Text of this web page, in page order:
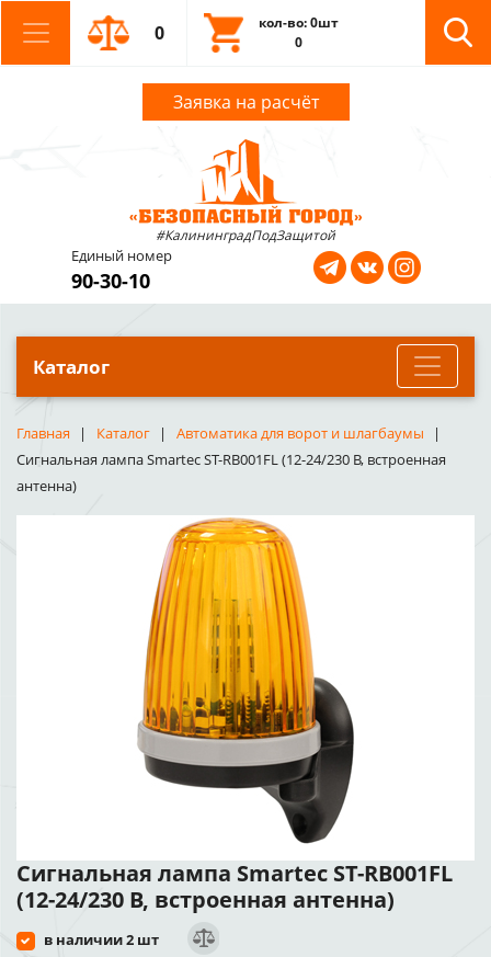
0
кол-во: 0шт
0
Заявка на расчёт
#КалининградПодЗащитой
Единый номер
90-30-10
Каталог
Главная Каталог
Автоматика для ворот и шлагбаумы
Сигнальная лампа Smartec ST-RB001FL (12-24/230 В, встроенная
антенна)
Сигнальная лампа Smartec ST-RB001FL
(12-24/230 В, встроенная антенна)
в наличии 2 шт